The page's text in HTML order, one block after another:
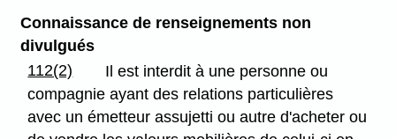
Connaissance de renseignements non
divulgués
112(2)
Il est interdit à une personne ou
compagnie ayant des relations particulières
avec un émetteur assujetti ou autre d'acheter ou